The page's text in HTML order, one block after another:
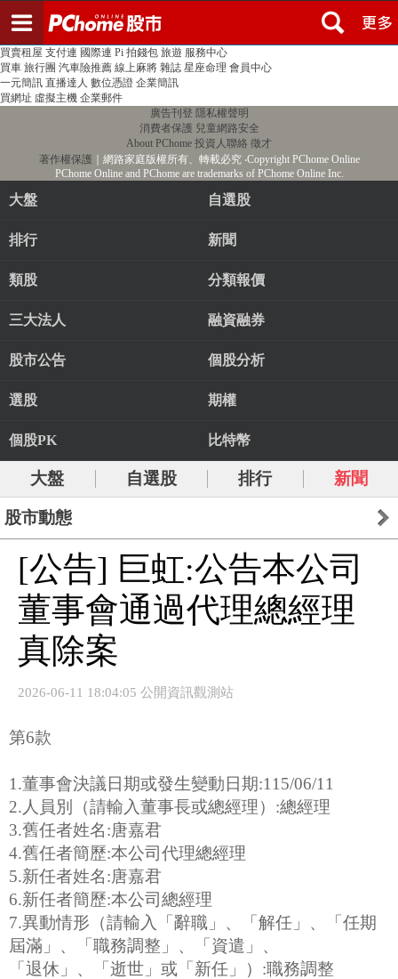
PChome首頁 線上購物 24h購物 書店
買賣租屋 支付連 國際連 Pi 拍錢包 旅遊 服務中心
買車 旅行團 汽車險推薦 線上麻將 雜誌 星座命理 會員中心
一元簡訊 直播達人 數位憑證 企業簡訊
買網址 虛擬主機 企業郵件
廣告刊登 隱私權聲明
消費者保護 兒童網路安全
About PChome 投資人聯絡 徵才
著作權保護 ｜網路家庭版權所有、轉載必究‧Copyright PChome Online
PChome Online and PChome are trademarks of PChome Online Inc.
大盤 自選股
排行 新聞
類股 分類報價
三大法人 融資融券
股市公告 個股分析
選股 期權
個股PK 比特幣
大盤 自選股 排行 新聞
股市動態
[公告] 巨虹:公告本公司
董事會通過代理總經理
真除案
2026-06-11 18:04:05 公開資訊觀測站
第6款
1.董事會決議日期或發生變動日期:115/06/11
2.人員別（請輸入董事長或總經理）:總經理
3.舊任者姓名:唐嘉君
4.舊任者簡歷:本公司代理總經理
5.新任者姓名:唐嘉君
6.新任者簡歷:本公司總經理
7.異動情形（請輸入「辭職」、「解任」、「任期
屆滿」、「職務調整」、「資遣」、
「退休」、「逝世」或「新任」）:職務調整